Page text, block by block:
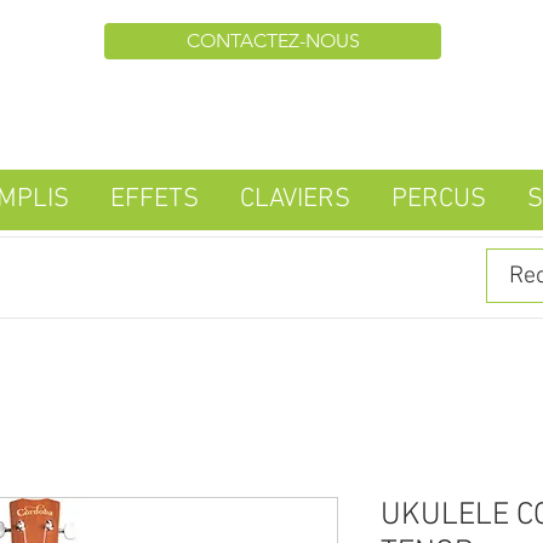
CONTACTEZ-NOUS
EFFETS CLAVIERS PERCUS
UKULELE